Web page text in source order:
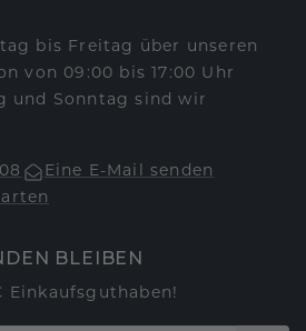
bis Freitag über unseren
von 09:00 bis 17:00 Uhr
und Sonntag sind wir
Eine E-Mail senden
BLEIBEN
Einkaufsguthaben!